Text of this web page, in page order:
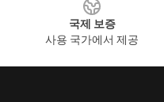
국제 보증
사용 국가에서 제공